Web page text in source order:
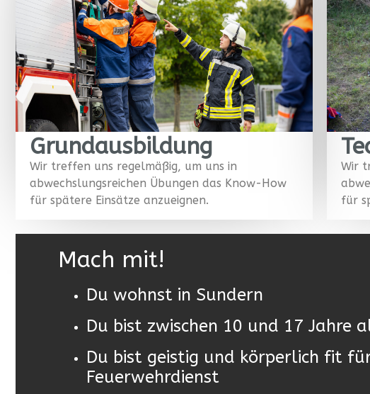
Grundausbildung
Wir treffen uns regelmäßig, um uns in
abwechslungsreichen Übungen das Know-How
für spätere Einsätze anzueignen.
Wir
für
Mach mit!
Du wohnst in Sundern
Du bist zwischen 10 und 17 Jahre
Du bist geistig und körperlich fit
Feuerwehrdienst